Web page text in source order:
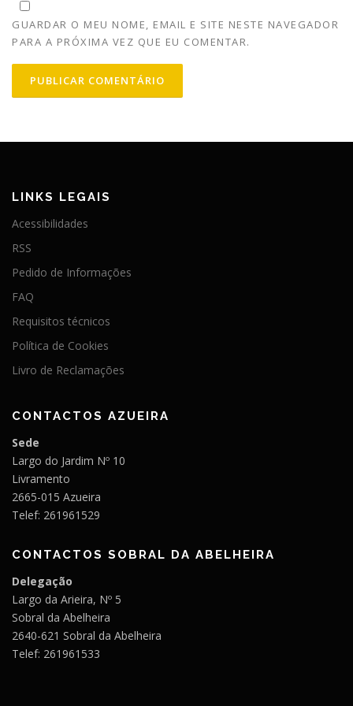
GUARDAR O MEU NOME, EMAIL E SITE NESTE NAVEGADOR
PARA A PRÓXIMA VEZ QUE EU COMENTAR.
LINKS LEGAIS
Acessibilidades
RSS
Pedido de Informações
FAQ
Requisitos técnicos
Política de Cookies
Livro de Reclamações
CONTACTOS AZUEIRA
Sede
Largo do Jardim Nº 10
Livramento
2665-015 Azueira
Telef: 261961529
CONTACTOS SOBRAL DA ABELHEIRA
Delegação
Largo da Arieira, Nº 5
Sobral da Abelheira
2640-621 Sobral da Abelheira
Telef: 261961533